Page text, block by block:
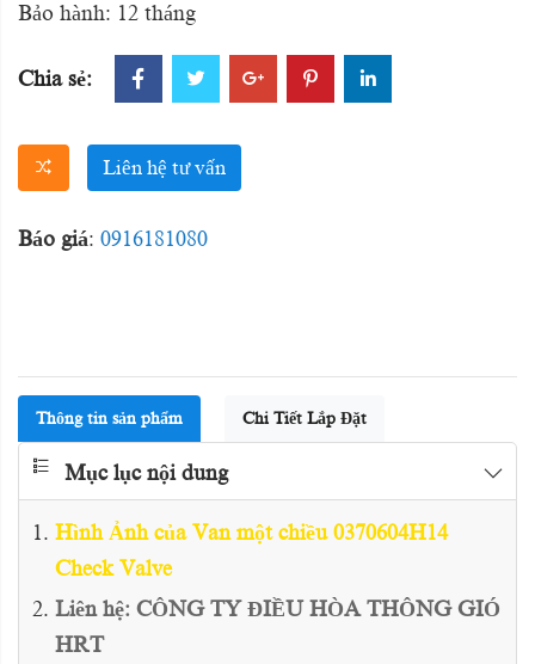
Bảo hành: 12 tháng
Chia sẻ:
Liên hệ tư vấn
Báo giá: 0916181080
Thông tin sản phẩm Chi Tiết Lắp Đặt
Mục lục nội dung
Hình Ảnh của Van một chiều 0370604H14
Check Valve
Liên hệ: CÔNG TY ĐIỀU HÒA THÔNG GIÓ
HRT